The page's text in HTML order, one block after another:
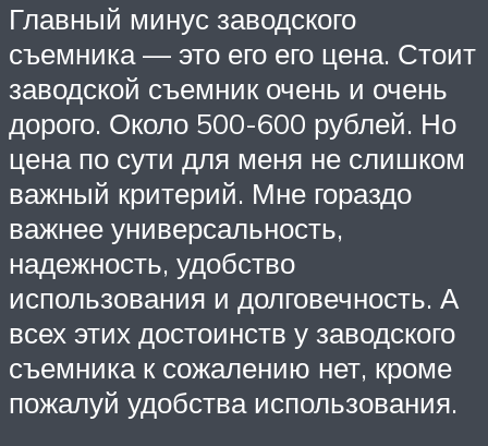
Главный минус заводского
съемника — это его его цена. Стоит
заводской съемник очень и очень
дорого. Около 500-600 рублей. Но
цена по сути для меня не слишком
важный критерий. Мне гораздо
важнее универсальность,
надежность, удобство
использования и долговечность. А
всех этих достоинств у заводского
съемника к сожалению нет, кроме
пожалуй удобства использования.